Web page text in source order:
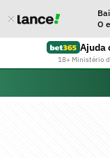
O
Ajuda
18+ Ministério